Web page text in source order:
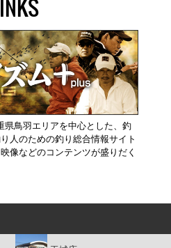
県鳥羽エリアを中心とした、釣
人のための釣り総合情報サイト
像などのコンテンツが盛りだく